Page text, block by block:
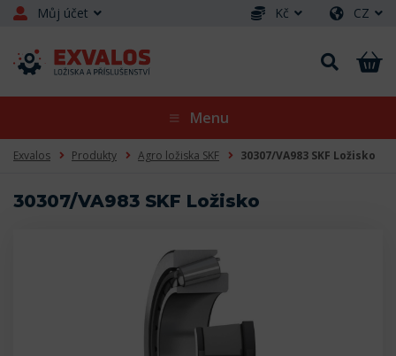
Můj účet Kč CZ
Menu
Exvalos Produkty Agro ložiska SKF 30307/VA983 SKF Ložisko
30307/VA983 SKF Ložisko